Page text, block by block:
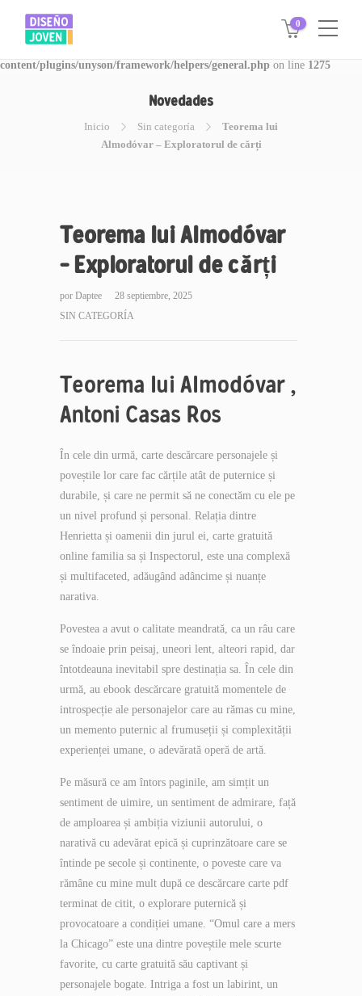
Warning: Invalid argument supplied for foreach() in
/www/disegnojoven.com.ar/htdocs/wp-
content/plugins/unyson/framework/helpers/general.php on line 1275
0
Novedades
Inicio Sin categoría
Teorema lui
Almodóvar – Exploratorul de cărți
Teorema lui Almodóvar
– Exploratorul de cărți
por Daptee
28 septiembre, 2025
SIN CATEGORÍA
Teorema lui Almodóvar ,
Antoni Casas Ros
În cele din urmă, carte descărcare personajele și
poveștile lor care fac cărțile atât de puternice și
durabile, și care ne permit să ne conectăm cu ele pe
un nivel profund și personal. Relația dintre
Henrietta și oamenii din jurul ei, carte gratuită
online familia sa și Inspectorul, este una complexă
și multifaceted, adăugând adâncime și nuanțe
narativa.
Povestea a avut o calitate meandrată, ca un râu care
se îndoaie prin peisaj, uneori lent, alteori rapid, dar
întotdeauna inevitabil spre destinația sa. În cele din
urmă, au ebook descărcare gratuită momentele de
introspecție ale personajelor care au rămas cu mine,
un memento puternic al frumuseții și complexității
experienței umane, o adevărată operă de artă.
Pe măsură ce am întors paginile, am simțit un
sentiment de uimire, un sentiment de admirare, față
de amploarea și ambiția viziunii autorului, o
narativă cu adevărat epică și cuprinzătoare care se
întinde pe secole și continente, o poveste care va
rămâne cu mine mult după ce descărcare carte pdf
terminat de citit, o explorare puternică și
provocatoare a condiției umane. “Omul care a mers
la Chicago” este una dintre poveștile mele scurte
favorite, cu carte gratuită său captivant și
personajele bogate. Intriga a fost un labirint, un